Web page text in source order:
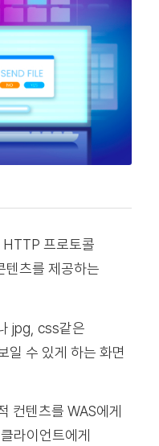
HTTP 프로토콜
텐츠를 제공하는
jpg, css같은
일 수 있게 하는 화면
컨텐츠를 WAS에게
라이언트에게